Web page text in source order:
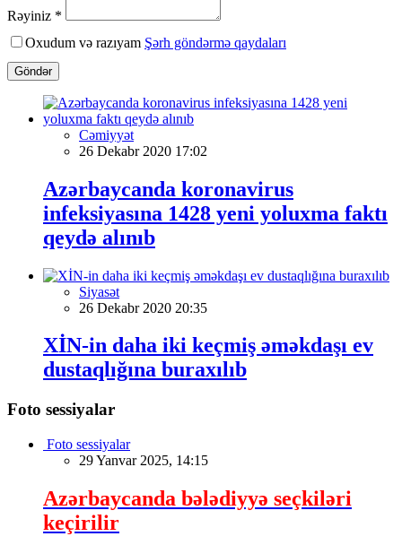
Rəyiniz *
Oxudum və razıyam Şərh göndərmə qaydaları
Göndər
Cəmiyyət
26 Dekabr 2020 17:02
Azərbaycanda koronavirus
infeksiyasına 1428 yeni yoluxma faktı
qeydə alınıb
Siyasət
26 Dekabr 2020 20:35
XİN-in daha iki keçmiş əməkdaşı ev
dustaqlığına buraxılıb
Foto sessiyalar
Foto sessiyalar
29 Yanvar 2025, 14:15
Azərbaycanda bələdiyyə seçkiləri
keçirilir